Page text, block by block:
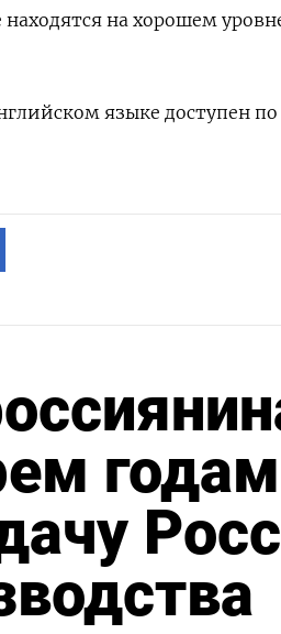
на хорошем
языке доступен
годам